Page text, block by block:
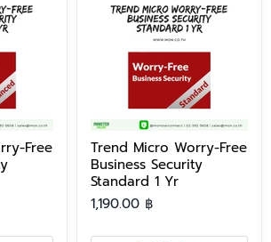
Free
Trend Micro Worry-Free
Business Security
Standard 1 Yr
1,190.00 ฿